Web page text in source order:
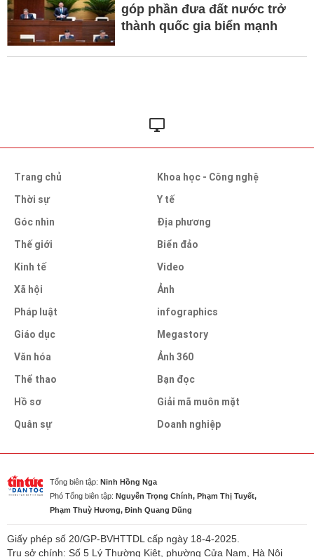
góp phần đưa đất nước trở
thành quốc gia biển mạnh
Trang chủ
Thời sự
Góc nhìn
Thế giới
Kinh tế
Xã hội
Pháp luật
Giáo dục
Văn hóa
Thể thao
Hồ sơ
Quân sự
Khoa học - Công nghệ
Y tế
Địa phương
Biển đảo
Video
Ảnh
infographics
Megastory
Ảnh 360
Bạn đọc
Giải mã muôn mặt
Doanh nghiệp
Tổng biên tập: Ninh Hồng Nga
Phó Tổng biên tập: Nguyễn Trọng Chính, Phạm Thị Tuyết,
Phạm Thuỳ Hương, Đinh Quang Dũng
Giấy phép số 20/GP-BVHTTDL cấp ngày 18-4-2025.
Trụ sở chính: Số 5 Lý Thường Kiệt, phường Cửa Nam, Hà Nội